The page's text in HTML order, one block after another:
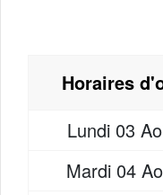
Horaires
Lundi 03
Mardi 04